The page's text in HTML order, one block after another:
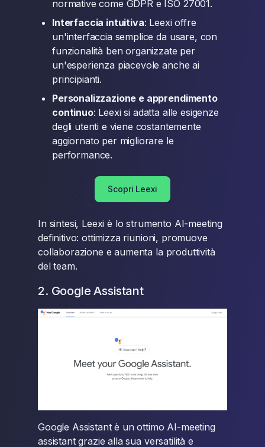
normative come GDPR e ISO 27001.
Interfaccia intuitiva: Leexi offre
un'interfaccia semplice da usare, con
funzionalità ben organizzate per
un'esperienza piacevole anche ai
principianti.
Personalizzazione e apprendimento
continuo: Leexi si adatta alle esigenze
degli utenti e viene costantemente
aggiornato per migliorare le
performance.
Scopri Leexi
In sintesi, Leexi è lo strumento AI-meeting
definitivo: ottimizza riunioni, promuove
collaborazione e aumenta la produttività
del team.
2. Google Assistant
Google Assistant è un ottimo AI-meeting
assistant grazie alla sua versatilità e